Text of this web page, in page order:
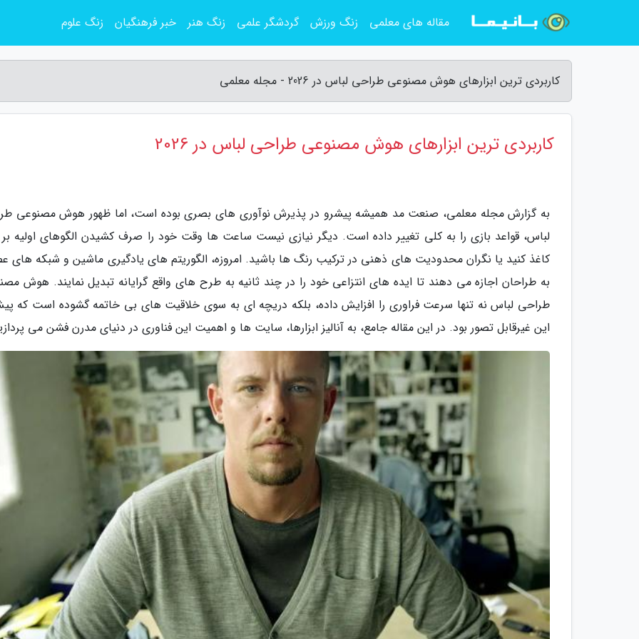
کاربردی ترین ابزارهای هوش مصنوعی طراحی لباس در 2026 - مجله معلمی
کاربردی ترین ابزارهای هوش مصنوعی طراحی لباس در 2026
به گزارش مجله معلمی، صنعت مد همیشه پیشرو در پذیرش نوآوری های بصری بوده است، اما ظهور هوش مصنوعی
لباس، قواعد بازی را به کلی تغییر داده است. دیگر نیازی نیست ساعت ها وقت خود را صرف کشیدن الگوهای اولیه
کاغذ کنید یا نگران محدودیت های ذهنی در ترکیب رنگ ها باشید. امروزه، الگوریتم های یادگیری ماشین و شبکه های
به طراحان اجازه می دهند تا ایده های انتزاعی خود را در چند ثانیه به طرح های واقع گرایانه تبدیل نمایند. هوش
طراحی لباس نه تنها سرعت فراوری را افزایش داده، بلکه دریچه ای به سوی خلاقیت های بی خاتمه گشوده است که
این غیرقابل تصور بود. در این مقاله جامع، به آنالیز ابزارها، سایت ها و اهمیت این فناوری در دنیای مدرن فشن می
مقاله های معلمی زنگ ورزش گردشگر علمی زنگ هنر خبر فرهنگیان زنگ علوم